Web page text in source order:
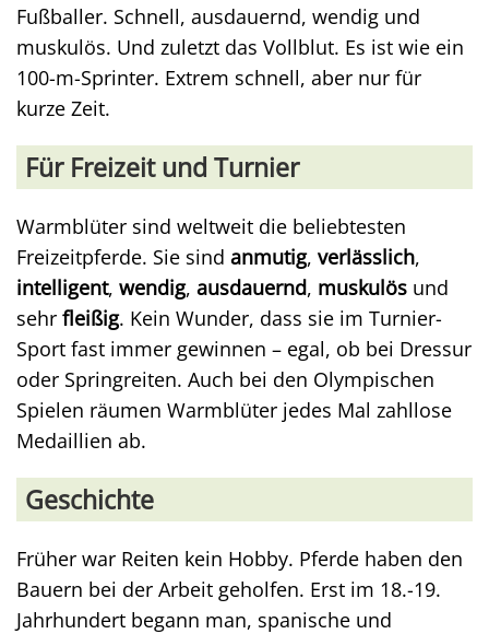
Fußballer. Schnell, ausdauernd, wendig und
muskulös. Und zuletzt das Vollblut. Es ist wie ein
100-m-Sprinter. Extrem schnell, aber nur für
kurze Zeit.
Für Freizeit und Turnier
Warmblüter sind weltweit die beliebtesten
Freizeitpferde. Sie sind anmutig, verlässlich,
intelligent, wendig, ausdauernd, muskulös und
sehr fleißig. Kein Wunder, dass sie im Turnier-
Sport fast immer gewinnen – egal, ob bei Dressur
oder Springreiten. Auch bei den Olympischen
Spielen räumen Warmblüter jedes Mal zahllose
Medaillien ab.
Geschichte
Früher war Reiten kein Hobby. Pferde haben den
Bauern bei der Arbeit geholfen. Erst im 18.-19.
Jahrhundert begann man, spanische und